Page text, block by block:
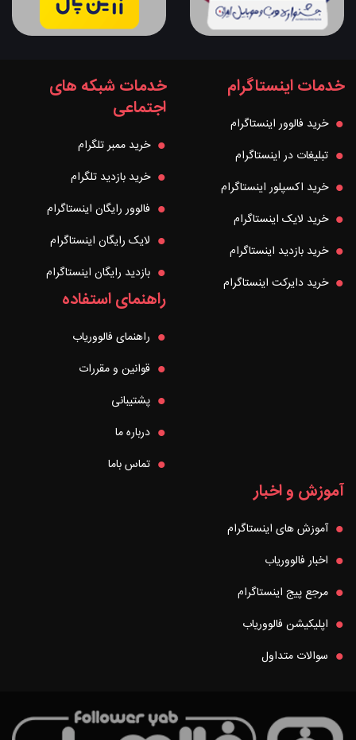
خدمات اینستاگرام
خرید فالوور اینستاگرام
تبلیغات در اینستاگرام
خرید اکسپلور اینستاگرام
خرید لایک اینستاگرام
خرید بازدید اینستاگرام
خرید دایرکت اینستاگرام
خدمات شبکه های
اجتماعی
خرید ممبر تلگرام
خرید بازدید تلگرام
فالوور رایگان اینستاگرام
لایک رایگان اینستاگرام
بازدید رایگان اینستاگرام
راهنمای استفاده
راهنمای فالووریاب
قوانین و مقررات
پشتیبانی
درباره ما
تماس باما
آموزش و اخبار
آموزش های اینستاگرام
اخبار فالووریاب
مرجع پیج اینستاگرام
اپلیکیشن فالووریاب
سوالات متداول